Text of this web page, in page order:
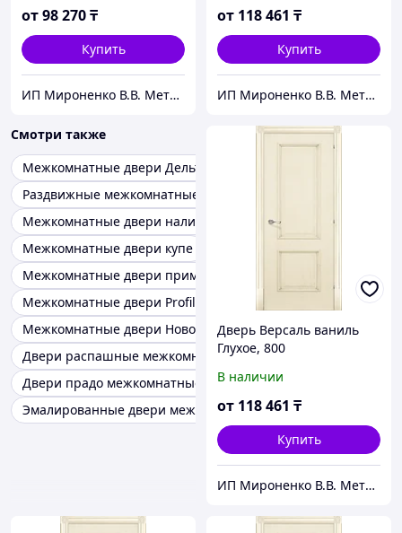
от98 270₸
Купить
ИП Мироненко В.В. Металлические и межкомнатные двери
от 118 461 ₸
Купить
ИП Мироненко В.В. Металлические и межкомнатные двери
Смотри также
Межкомнатные двери Дельта
Раздвижные межкомнатные двери
Межкомнатные двери наличники
Межкомнатные двери купе
Межкомнатные двери прима
Межкомнатные двери ProfilDoors
Межкомнатные двери Новое
Двери распашные межкомнатные
Двери прадо межкомнатные
Эмалированные двери межкомнатные
Дверь Версаль ваниль
Глухое, 800
В наличии
от 118 461 ₸
Купить
ИП Мироненко В.В. Металлические и межкомнатные двери